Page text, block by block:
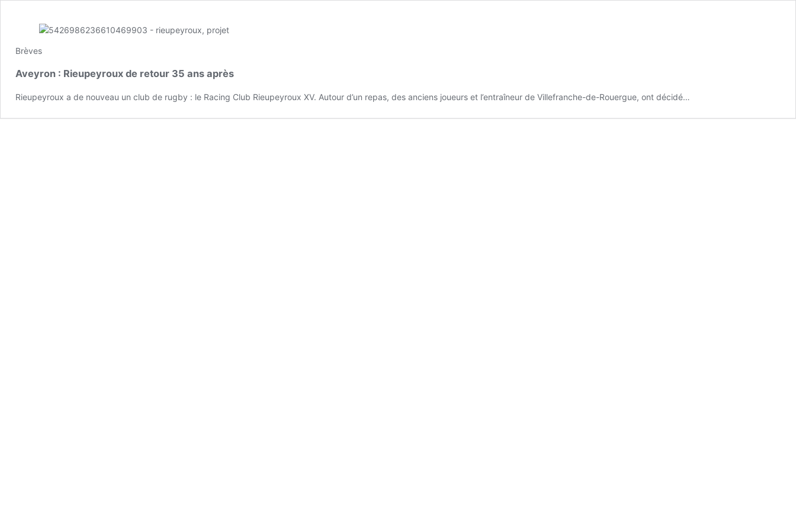
Brèves
Aveyron : Rieupeyroux de retour 35 ans après
Rieupeyroux a de nouveau un club de rugby : le Racing Club Rieupeyroux XV. Autour d’un repas, des anciens joueurs et l’entraîneur de Villefranche-de-Rouergue, ont décidé…